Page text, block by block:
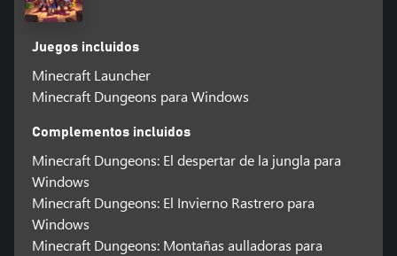
Juegos incluidos
Minecraft Launcher
Minecraft Dungeons para Windows
Complementos incluidos
Minecraft Dungeons: El despertar de la jungla para
Windows
Minecraft Dungeons: El Invierno Rastrero para
Windows
Minecraft Dungeons: Montañas aulladoras para